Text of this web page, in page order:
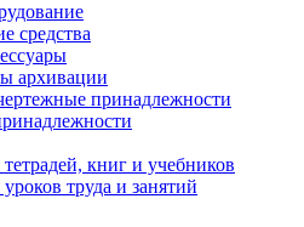
средства
архивации
принадлежности
книг и учебников
труда и занятий